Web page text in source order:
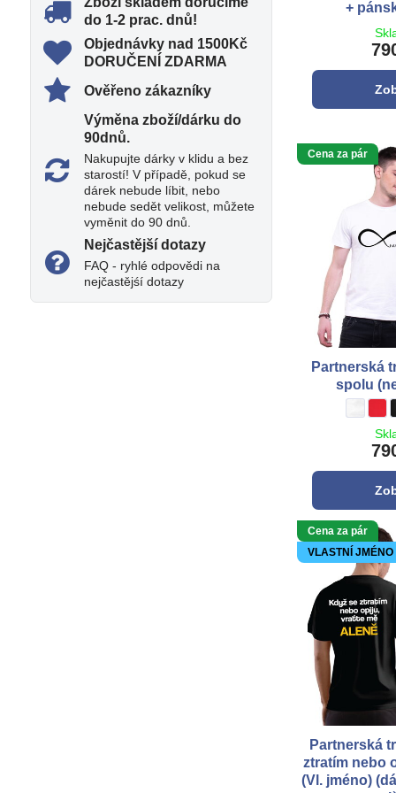
+
Cena za pár
Partnerská
spolu
Cena za pár
VLASTNÍ JMÉNO
Partnerská
ztratím nebo
(Vl. jméno)
do 1-2 prac​. dnů!
Objednávky nad 1500Kč
DORUČENÍ ZDARMA
Ověřeno zákazníky
Výměna zboží/dárku do
90dnů​.
Nakupujte dárky v klidu a bez
starostí! V případě, pokud se
dárek nebude líbit, nebo
nebude sedět velikost, můžete
vyměnit do 90 dnů.
Nejčastější dotazy
FAQ - ryhlé odpovědi na
nejčastějśí dotazy